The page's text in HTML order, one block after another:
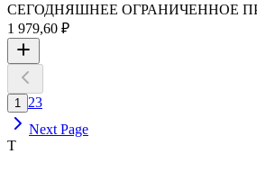
СЕГОДНЯШНЕЕ ОГРАНИЧЕННОЕ
1 979,60 ₽
1 23
Next Page
T